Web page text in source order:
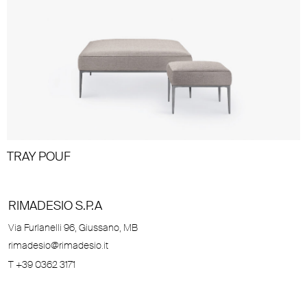
TRAY POUF
RIMADESIO S.P.A
Via Furlanelli 96, Giussano, MB
rimadesio@rimadesio.it
T +39 0362 3171